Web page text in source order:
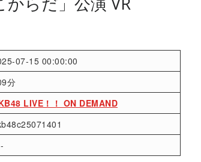
07-15 00:00:00
分
LIVE！！ ON DEMAND